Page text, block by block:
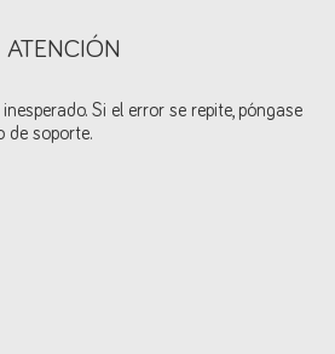
ATENCIÓN
Si el error se repite, póngase
de soporte.